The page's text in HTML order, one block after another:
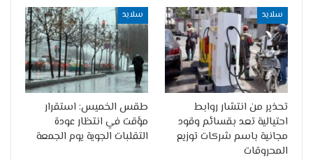
سلايد
تحذير من انتشار روابط
احتيالية تعد بقسائم وقود
مجانية باسم شركات توزيع
المحروقات
سلايد
طقس الخميس: استقرار
مؤقت في انتظار عودة
التقلبات الجوية يوم الجمعة